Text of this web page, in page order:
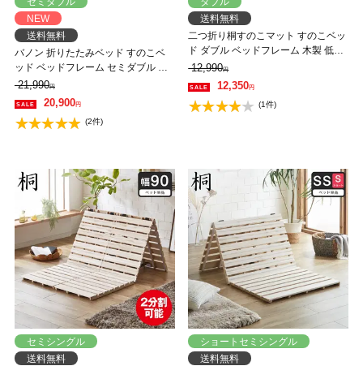
NEW
送料無料
バノン 折りたたみベッド すのこベ
ッド ベッドフレーム セミダブル 木
製 頑丈 耐荷重700kgクリア 組み立
てラクラク ヘッドレス 低ホルムア
ルデヒド
21,990円
20,900円
(2件)
送料無料
二つ折り桐すのこマット すのこベッ
ド ダブル ベッドフレーム 木製 低ホ
ルムアルデヒド 軽量 軽い コンパク
ト すのこマット 桐
12,990円
12,350円
(1件)
セミシングル
送料無料
ショートセミシングル
送料無料